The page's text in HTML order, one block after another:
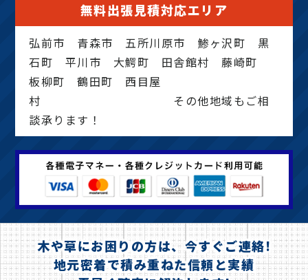
無料出張見積対応エリア
弘前市 青森市 五所川原市 鯵ヶ沢町 黒
石町 平川市 大鰐町 田舎館村 藤崎町
板柳町 鶴田町 西目屋
村 その他地域もご相
談承ります！
木や草にお困りの方は、今すぐご連絡!
地元密着で積み重ねた信頼と実績